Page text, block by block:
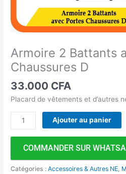
Armoire 2 Battants
Chaussures D
33.000 CFA
Placard de vêtements et d’autres
Ajouter au panier
COMMANDER SUR
Catégories :Accessoires & Autres NE